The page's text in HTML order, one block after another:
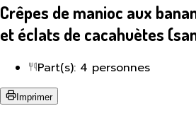
Crêpes de manioc aux
et éclats de cacahuètes
Part(s): 4 personnes
Imprimer